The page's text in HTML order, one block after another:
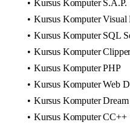
Kursus Komputer S.A.P.
Kursus Komputer Visual
Kursus Komputer SQL
Kursus Komputer
Kursus Komputer PHP
Kursus Komputer Web
Kursus Komputer Dream
Kursus Komputer CC++